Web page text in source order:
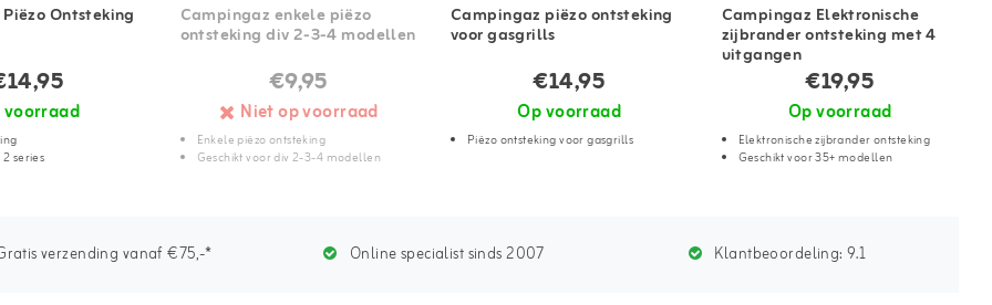
Ontsteking
voorraad
series
Campingaz enkele piëzo
ontsteking div 2-3-4 modellen
€9,95
Niet op voorraad
Enkele piëzo ontsteking
Geschikt voor div 2-3-4 modellen
Campingaz piëzo ontsteking
voor gasgrills
€14,95
Op voorraad
Piëzo ontsteking voor gasgrills
Campingaz Elektronische
zijbrander ontsteking met 4
uitgangen
€19,95
Op voorraad
Elektronische zijbrander ontsteking
Geschikt voor 35+ modellen
verzending vanaf €75,-* Online specialist sinds 2007 Klantbeoordeling:9.1